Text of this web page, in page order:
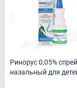
Ринорус 0,05% спрей
назальный для